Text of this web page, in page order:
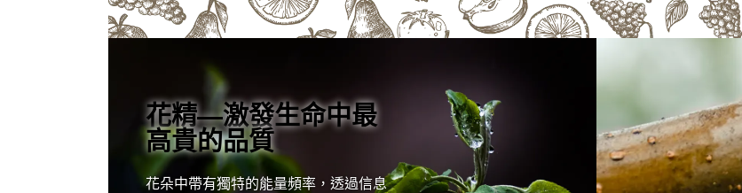
花精—激發生命中最
高貴的品質
花朵中帶有獨特的能量頻率，透過信息